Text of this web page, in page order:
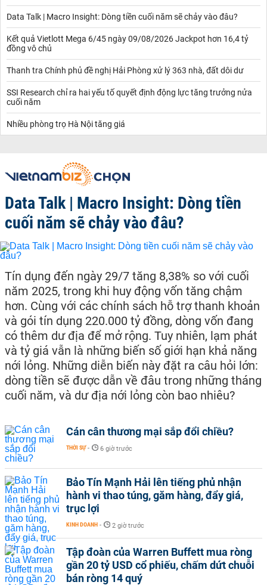
Data Talk | Macro Insight: Dòng tiền cuối năm sẽ chảy vào đâu?
Kết quả Vietlott Mega 6/45 ngày 09/08/2026 Jackpot hơn 16,4 tỷ
đồng vô chủ
Thanh tra Chính phủ đề nghị Hải Phòng xử lý 363 nhà, đất dôi dư
SSI Research chỉ ra hai yếu tố quyết định động lực tăng trưởng nửa
cuối năm
Nhiều phòng trọ Hà Nội tăng giá
Data Talk | Macro Insight: Dòng tiền
cuối năm sẽ chảy vào đâu?
Tín dụng đến ngày 29/7 tăng 8,38% so với cuối
năm 2025, trong khi huy động vốn tăng chậm
hơn. Cùng với các chính sách hỗ trợ thanh khoản
và gói tín dụng 220.000 tỷ đồng, dòng vốn đang
có thêm dư địa để mở rộng. Tuy nhiên, lạm phát
và tỷ giá vẫn là những biến số giới hạn khả năng
nới lỏng. Những diễn biến này đặt ra câu hỏi lớn:
dòng tiền sẽ được dẫn về đâu trong những tháng
cuối năm, và dư địa nới lỏng còn bao nhiêu?
Cán cân thương mại sắp đổi chiều?
THỜI SỰ - 6 giờ trước
Bảo Tín Mạnh Hải lên tiếng phủ nhận
hành vi thao túng, găm hàng, đẩy giá,
trục lợi
KINH DOANH - 2 giờ trước
Tập đoàn của Warren Buffett mua ròng
gần 20 tỷ USD cổ phiếu, chấm dứt chuỗi
bán ròng 14 quý